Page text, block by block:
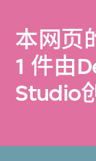
本网页
1 件由
Studio